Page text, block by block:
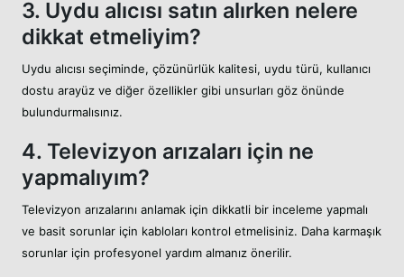
3. Uydu alıcısı satın alırken nelere
dikkat etmeliyim?
Uydu alıcısı seçiminde, çözünürlük kalitesi, uydu türü, kullanıcı
dostu arayüz ve diğer özellikler gibi unsurları göz önünde
bulundurmalısınız.
4. Televizyon arızaları için ne
yapmalıyım?
Televizyon arızalarını anlamak için dikkatli bir inceleme yapmalı
ve basit sorunlar için kabloları kontrol etmelisiniz. Daha karmaşık
sorunlar için profesyonel yardım almanız önerilir.